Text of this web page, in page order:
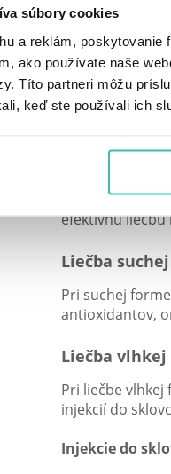
súbory cookies
a reklám,
ako používate naše
Títo partneri môžu
keď ste používali ich
výpadky
krivý obraz
zhoršená
Makulárna
pri včasnej
pacient zo
efektívnu liečbu
Liečba
Pri suchej
antioxidantov,
Liečba
Pri liečbe vlhkej
injekcií do
Injekcie do